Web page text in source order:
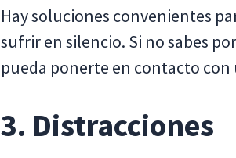
Hay soluciones convenientes
sufrir en silencio. Si no sabes
pueda ponerte en contacto
3. Distracciones